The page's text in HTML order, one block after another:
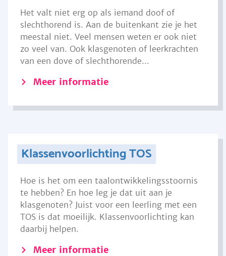
Het valt niet erg op als iemand doof of
slechthorend is. Aan de buitenkant zie je het
meestal niet. Veel mensen weten er ook niet
zo veel van. Ook klasgenoten of leerkrachten
van een dove of slechthorende...
Meer informatie
Klassenvoorlichting TOS
Hoe is het om een taalontwikkelingsstoornis
te hebben? En hoe leg je dat uit aan je
klasgenoten? Juist voor een leerling met een
TOS is dat moeilijk. Klassenvoorlichting kan
daarbij helpen.
Meer informatie